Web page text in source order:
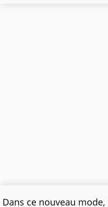
Dans ce nouveau